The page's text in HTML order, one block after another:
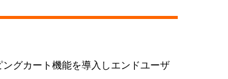
グカート機能を導入しエンドユーザ